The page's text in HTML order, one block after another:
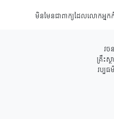
មិនមែនជាពាក្យដែលលោកអ្នក
វច
គ្រឹះស្
វប្ប